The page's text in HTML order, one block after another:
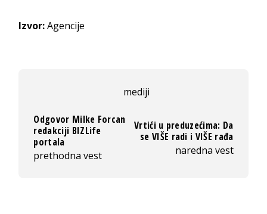
Izvor:Agencije
mediji
Odgovor Milke Forcan
redakciji BIZLife
portala
prethodna vest
Vrtići u preduzećima: Da
se VIŠE radi i VIŠE rađa
naredna vest